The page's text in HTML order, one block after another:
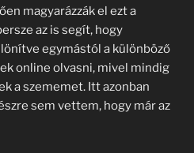
magyarázzák el ezt a
az is segít, hogy
egymástól a különböző
online olvasni, mivel mindig
a szememet. Itt azonban
sem vettem, hogy már az